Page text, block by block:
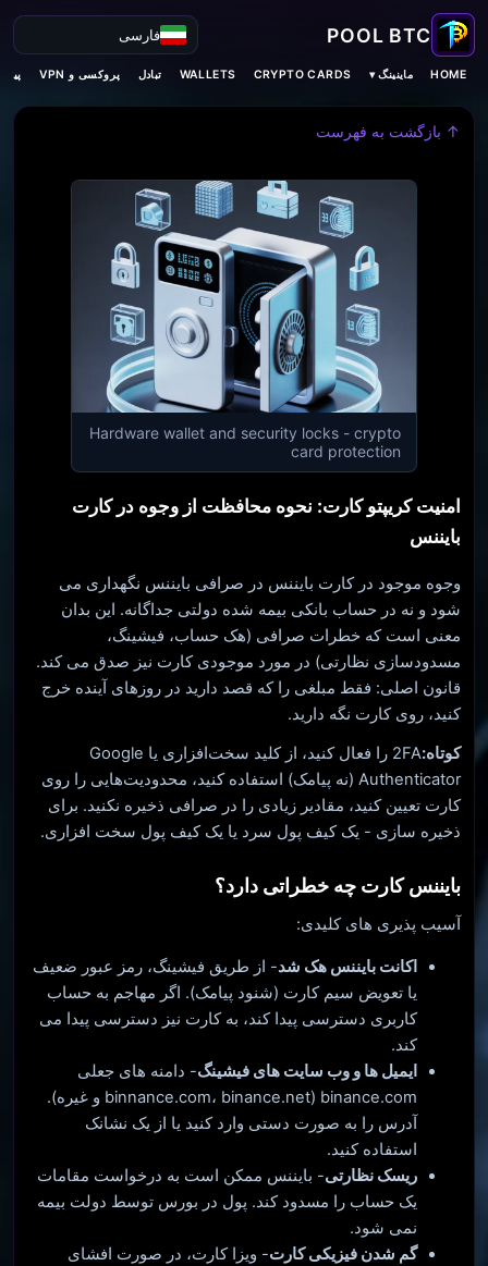
فارسی
HOME ماینینگ ▾ CRYPTO CARDS
WALLETS تبادل پروکسی و VPN
↑ بازگشت به فهرست
Hardware wallet and security locks - crypto
card protection
امنیت کریپتو کارت: نحوه محافظت از وجوه در کارت
بایننس
وجوه موجود در کارت بایننس در صرافی بایننس نگهداری می
شود و نه در حساب بانکی بیمه شده دولتی جداگانه. این بدان
معنی است که خطرات صرافی (هک حساب، فیشینگ،
مسدودسازی نظارتی) در مورد موجودی کارت نیز صدق می کند.
قانون اصلی: فقط مبلغی را که قصد دارید در روزهای آینده خرج
کنید، روی کارت نگه دارید.
کوتاه:
2FA را فعال کنید، از کلید سخت‌افزاری یا Google
Authenticator (نه پیامک) استفاده کنید، محدودیت‌هایی را روی
کارت تعیین کنید، مقادیر زیادی را در صرافی ذخیره نکنید. برای
ذخیره سازی - یک کیف پول سرد یا یک کیف پول سخت افزاری.
بایننس کارت چه خطراتی دارد؟
آسیب پذیری های کلیدی:
اکانت بایننس هک شد- از طریق فیشینگ، رمز عبور ضعیف
یا تعویض سیم کارت (شنود پیامک). اگر مهاجم به حساب
کاربری دسترسی پیدا کند، به کارت نیز دسترسی پیدا می
کند.
ایمیل ها و وب سایت های فیشینگ- دامنه های جعلی
binance.com (binnance.com، binance.net و غیره).
آدرس را به صورت دستی وارد کنید یا از یک نشانک
استفاده کنید.
ریسک نظارتی- بایننس ممکن است به درخواست مقامات
یک حساب را مسدود کند. پول در بورس توسط دولت بیمه
نمی شود.
گم شدن فیزیکی کارت- ویزا کارت، در صورت افشای